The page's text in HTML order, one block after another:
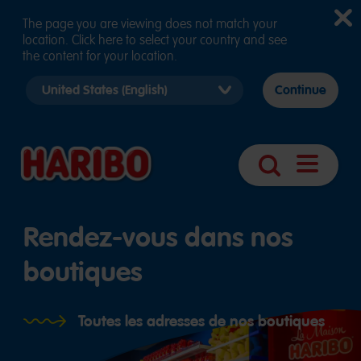
Search
Rendez-vous dans nos
boutiques
Toutes les adresses de nos boutiques
The page you are viewing does not match your
location. Click here to select your country and see
the content for your location.
country
Continue